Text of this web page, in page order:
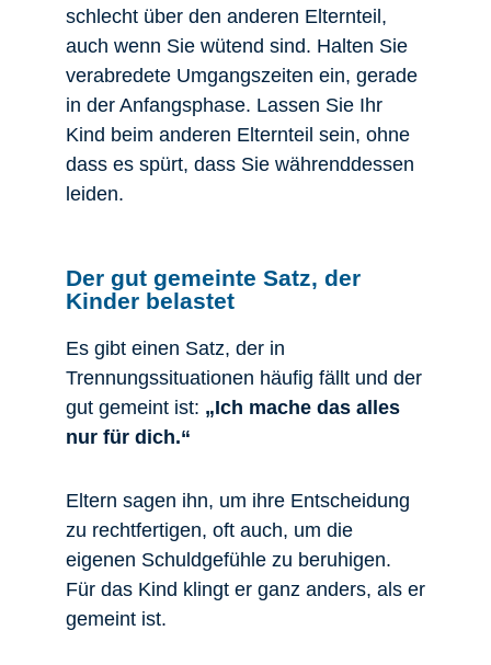
schlecht über den anderen Elternteil,
auch wenn Sie wütend sind. Halten Sie
verabredete Umgangszeiten ein, gerade
in der Anfangsphase. Lassen Sie Ihr
Kind beim anderen Elternteil sein, ohne
dass es spürt, dass Sie währenddessen
leiden.
Der gut gemeinte Satz, der
Kinder belastet
Es gibt einen Satz, der in
Trennungssituationen häufig fällt und der
gut gemeint ist: „Ich mache das alles
nur für dich.“
Eltern sagen ihn, um ihre Entscheidung
zu rechtfertigen, oft auch, um die
eigenen Schuldgefühle zu beruhigen.
Für das Kind klingt er ganz anders, als er
gemeint ist.